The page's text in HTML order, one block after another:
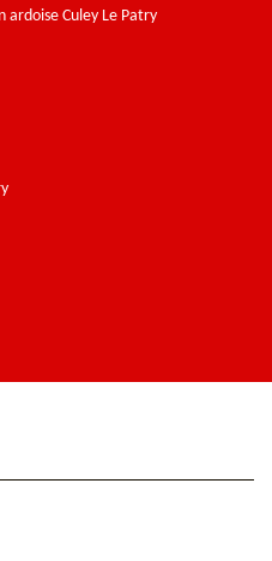
Culey Le Patry